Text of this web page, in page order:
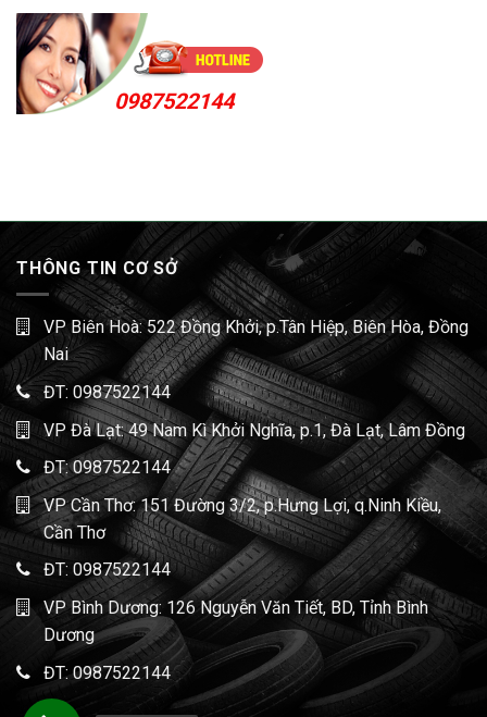
0987522144
THÔNG TIN CƠ SỞ
VP Biên Hoà: 522 Đồng Khởi, p.Tân Hiệp, Biên Hòa, Đồng
Nai
ĐT: 0987522144
VP Đà Lạt: 49 Nam Kì Khởi Nghĩa, p.1, Đà Lạt, Lâm Đồng
ĐT:0987522144
VP Cần Thơ: 151 Đường 3/2, p.Hưng Lợi, q.Ninh Kiều,
Cần Thơ
ĐT: 0987522144
VP Bình Dương: 126 Nguyễn Văn Tiết, BD, Tỉnh Bình
Dương
ĐT: 0987522144